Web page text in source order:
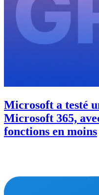
Microsoft a testé
Microsoft 365,
fonctions en moins